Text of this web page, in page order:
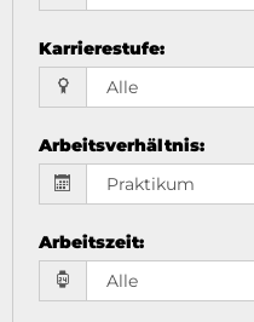
Karrierestufe:
Arbeitsverhältnis:
Arbeitszeit: